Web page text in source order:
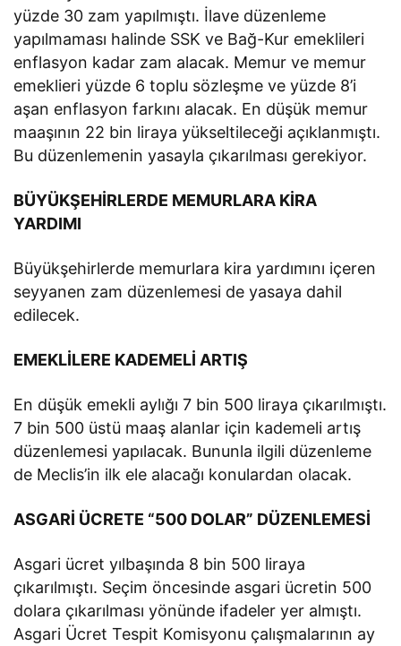
yüzde 30 zam yapılmıştı. İlave düzenleme
yapılmaması halinde SSK ve Bağ-Kur emeklileri
enflasyon kadar zam alacak. Memur ve memur
emeklieri yüzde 6 toplu sözleşme ve yüzde 8’i
aşan enflasyon farkını alacak. En düşük memur
maaşının 22 bin liraya yükseltileceği açıklanmıştı.
Bu düzenlemenin yasayla çıkarılması gerekiyor.
BÜYÜKŞEHİRLERDE MEMURLARA KİRA
YARDIMI
Büyükşehirlerde memurlara kira yardımını içeren
seyyanen zam düzenlemesi de yasaya dahil
edilecek.
EMEKLİLERE KADEMELİ ARTIŞ
En düşük emekli aylığı 7 bin 500 liraya çıkarılmıştı.
7 bin 500 üstü maaş alanlar için kademeli artış
düzenlemesi yapılacak. Bununla ilgili düzenleme
de Meclis’in ilk ele alacağı konulardan olacak.
ASGARİ ÜCRETE “500 DOLAR” DÜZENLEMESİ
Asgari ücret yılbaşında 8 bin 500 liraya
çıkarılmıştı. Seçim öncesinde asgari ücretin 500
dolara çıkarılması yönünde ifadeler yer almıştı.
Asgari Ücret Tespit Komisyonu çalışmalarının ay